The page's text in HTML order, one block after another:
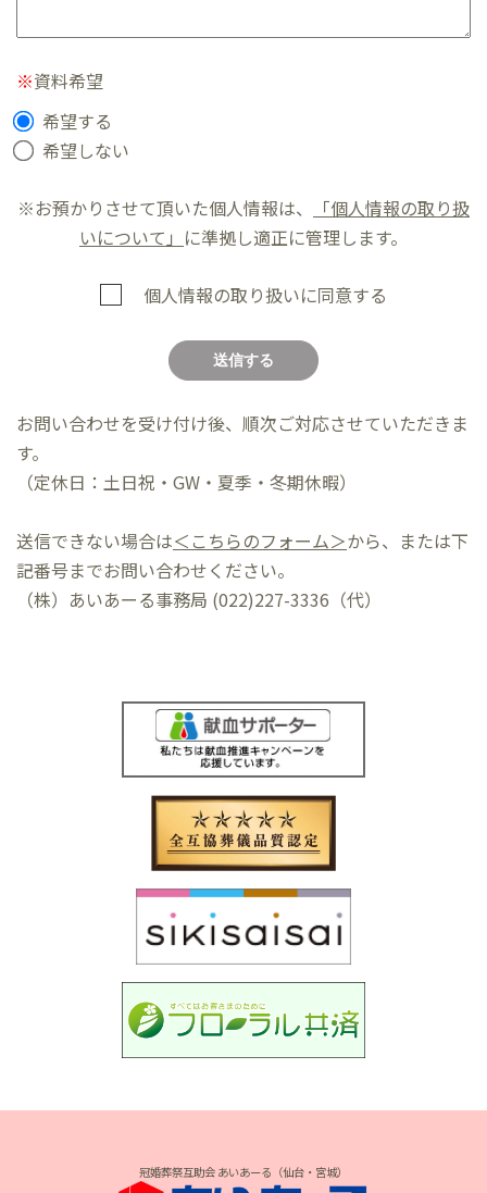
※資料希望
希望する
希望しない
※お預かりさせて頂いた個人情報は、
「個人情報の取り扱
いについて」 に準拠し適正に管理します。
個人情報の取り扱いに同意する
フ
ィ
ー
ル
ド
は
空
の
お問い合わせを受け付け後、順次ご対応させていただきま
す。
（定休日：土日祝・GW・夏季・冬期休暇）
送信できない場合は＜こちらのフォーム＞から、または下
記番号までお問い合わせください。
（株）あいあーる事務局 (022)227-3336（代）
冠婚葬祭互助会 あいあーる（仙台・宮城）